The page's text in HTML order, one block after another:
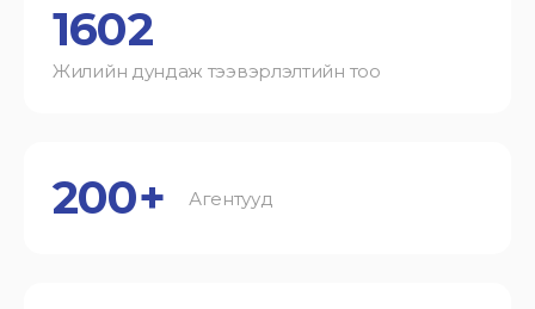
1602
Жилийн дундаж тээвэрлэлтийн тоо
200+ Агентууд